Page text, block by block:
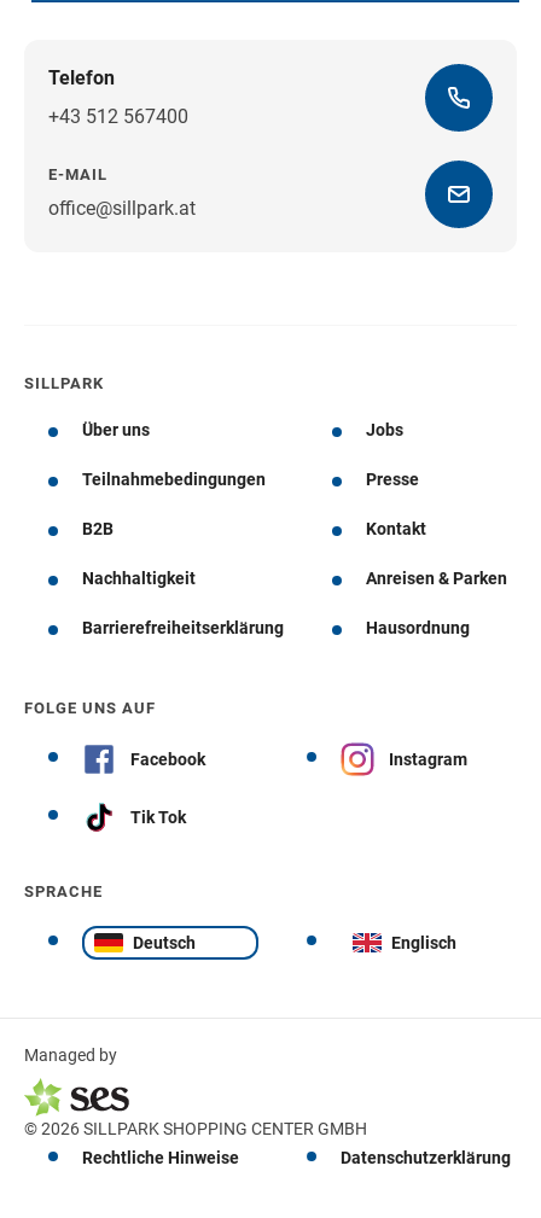
Telefon
+43 512 567400
E-MAIL
office@sillpark.at
SILLPARK
Über uns Jobs
Teilnahmebedingungen Presse
B2B Kontakt
Nachhaltigkeit Anreisen & Parken
Barrierefreiheitserklärung Hausordnung
FOLGE UNS AUF
Facebook Instagram
Tik Tok
SPRACHE
Deutsch Englisch
Managed by
© 2026 SILLPARK SHOPPING CENTER GMBH
Rechtliche Hinweise
Datenschutzerklärung